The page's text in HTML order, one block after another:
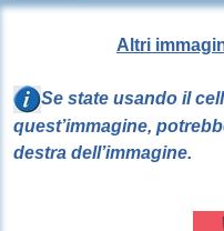
Altri
Se state usando il
quest’immagine,
destra dell’immagine.